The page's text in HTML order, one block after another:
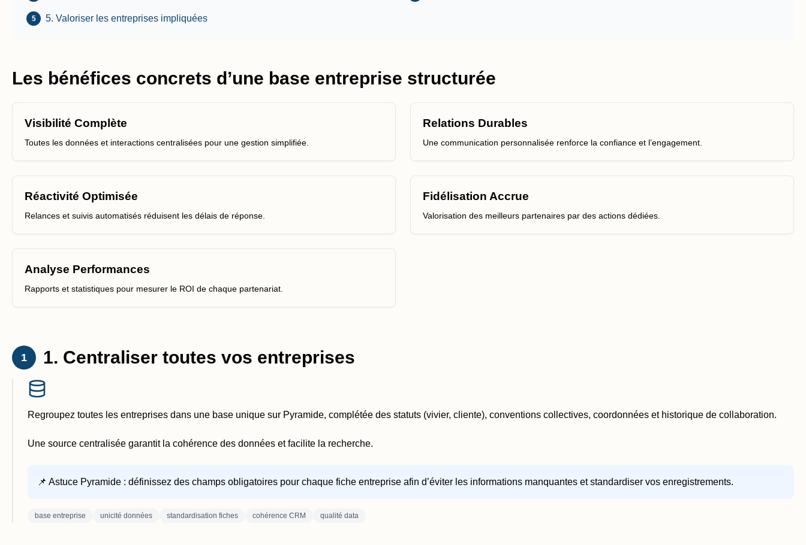
5 5. Valoriser les entreprises impliquées
Les bénéfices concrets d’une base entreprise structurée
Visibilité Complète
Toutes les données et interactions centralisées pour une gestion simplifiée.
Relations Durables
Une communication personnalisée renforce la confiance et l’engagement.
Réactivité Optimisée
Relances et suivis automatisés réduisent les délais de réponse.
Fidélisation Accrue
Valorisation des meilleurs partenaires par des actions dédiées.
Analyse Performances
Rapports et statistiques pour mesurer le ROI de chaque partenariat.
1 1. Centraliser toutes vos entreprises
Regroupez toutes les entreprises dans une base unique sur Pyramide, complétée des statuts (vivier, cliente), conventions collectives, coordonnées et historique de collaboration.
Une source centralisée garantit la cohérence des données et facilite la recherche.
📌 Astuce Pyramide : définissez des champs obligatoires pour chaque fiche entreprise afin d’éviter les informations manquantes et standardiser vos enregistrements.
base entreprise unicité données standardisation fiches cohérence CRM qualité data